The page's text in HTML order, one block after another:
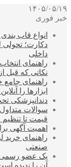
۱۴۰۵/۰۵/۱۹
خبر فوری
انواع قاب
دکارت؛
داخلی
راهنمای
نکاتی که قبل از
راهنمای جامع
ابزارها را
دندانپزشکی
سوالات
قیمت تا
اهمیت آگهی
راهنمای خرید
صنعتی
یک عضو رسمی
آن را ندیده